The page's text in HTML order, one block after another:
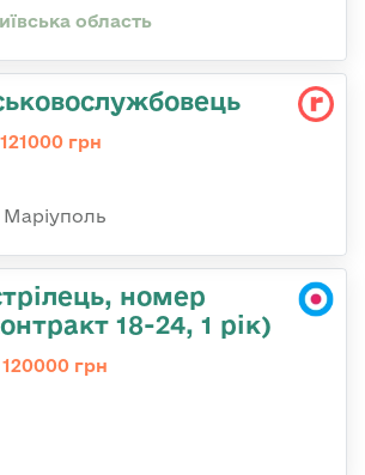
область
грн
номер
18-24, 1 рік)
грн